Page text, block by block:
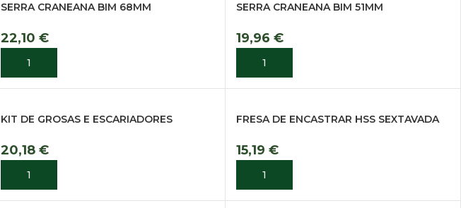
SERRA CRANEANA BIM 68MM
22,10 €
ADICIONAR
SERRA CRANEANA BIM 51MM
19,96 €
ADICIONAR
KIT DE GROSAS E ESCARIADORES
20,18 €
ADICIONAR
FRESA DE ENCASTRAR HSS SEXTAVADA
15,19 €
ADICIONAR